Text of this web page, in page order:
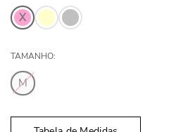
TAMANHO:
M